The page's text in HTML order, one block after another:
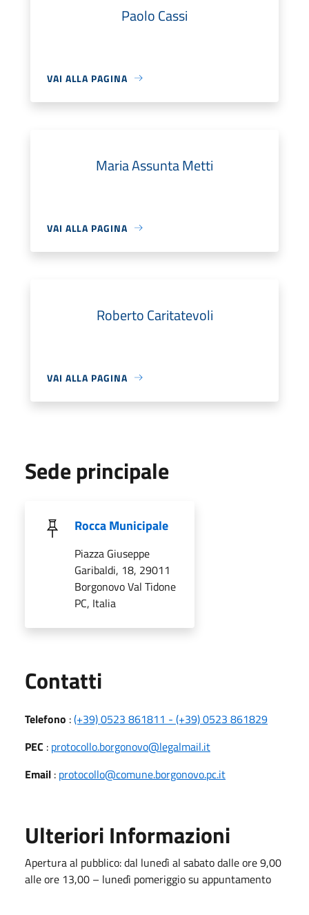
Paolo Cassi
VAI ALLA PAGINA
Maria Assunta Metti
VAI ALLA PAGINA
Roberto Caritatevoli
VAI ALLA PAGINA
Sede principale
Rocca Municipale
Piazza Giuseppe
Garibaldi, 18, 29011
Borgonovo Val Tidone
PC, Italia
Contatti
Telefono :(+39) 0523 861811 - (+39) 0523 861829
PEC : protocollo.borgonovo@legalmail.it
Email : protocollo@comune.borgonovo.pc.it
Ulteriori Informazioni
Apertura al pubblico: dal lunedì al sabato dalle ore 9,00
alle ore 13,00 – lunedì pomeriggio su appuntamento